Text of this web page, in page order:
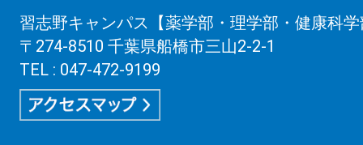
習志野キャンパス【薬学部・理学部・健康科
〒274-8510 千葉県船橋市三山2-2-1
TEL : 047-472-9199